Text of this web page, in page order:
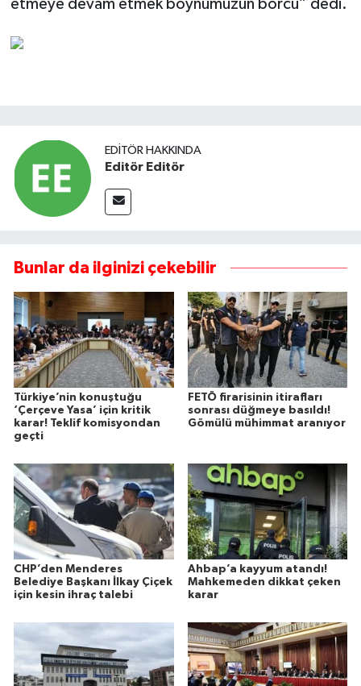
etmeye devam etmek boynumuzun borcu” dedi.
EDITÖR HAKKINDA
Editör Editör
Bunlar da ilginizi çekebilir
Türkiye’nin konuştuğu
‘Çerçeve Yasa’ için kritik
karar! Teklif komisyondan
geçti
FETÖ firarisinin itirafları
sonrası düğmeye basıldı!
Gömülü mühimmat aranıyor
CHP’den Menderes
Belediye Başkanı İlkay Çiçek
için kesin ihraç talebi
Ahbap’a kayyum atandı!
Mahkemeden dikkat çeken
karar